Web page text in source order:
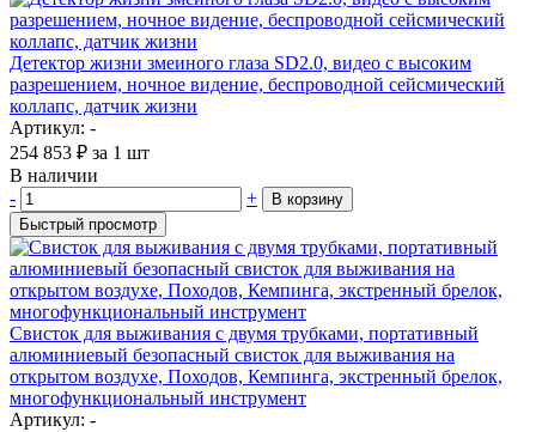
Детектор жизни змеиного глаза SD2.0, видео с высоким
разрешением, ночное видение, беспроводной сейсмический
коллапс, датчик жизни
Артикул: -
254 853 ₽ за 1 шт
В наличии
-
+
В корзину
Быстрый просмотр
Свисток для выживания с двумя трубками, портативный
алюминиевый безопасный свисток для выживания на
открытом воздухе, Походов, Кемпинга, экстренный брелок,
многофункциональный инструмент
Артикул: -